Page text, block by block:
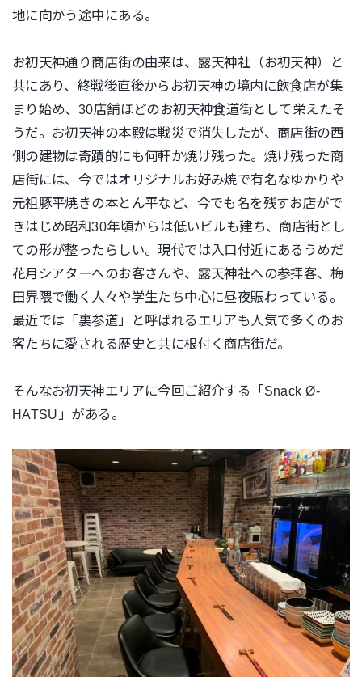
地に向かう途中にある。
お初天神通り商店街の由来は、露天神社（お初天神）と
共にあり、終戦後直後からお初天神の境内に飲食店が集
まり始め、30店舗ほどのお初天神食道街として栄えたそ
うだ。お初天神の本殿は戦災で消失したが、商店街の西
側の建物は奇蹟的にも何軒か焼け残った。焼け残った商
店街には、今ではオリジナルお好み焼で有名なゆかりや
元祖豚平焼きの本とん平など、今でも名を残すお店がで
きはじめ昭和30年頃からは低いビルも建ち、商店街とし
ての形が整ったらしい。現代では入口付近にあるうめだ
花月シアターへのお客さんや、露天神社への参拝客、梅
田界隈で働く人々や学生たち中心に昼夜賑わっている。
最近では「裏参道」と呼ばれるエリアも人気で多くのお
客たちに愛される歴史と共に根付く商店街だ。
そんなお初天神エリアに今回ご紹介する「Snack Ø-
HATSU 」がある。